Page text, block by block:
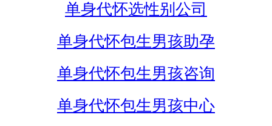
单身代怀选性别公司
单身代怀包生男孩助孕
单身代怀包生男孩咨询
单身代怀包生男孩中心